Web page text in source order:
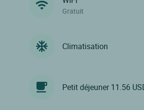
Gratuit
Climatisation
Petit déjeuner 11.56